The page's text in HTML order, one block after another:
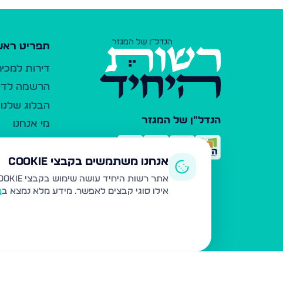
הנדל"ן של המגזר
תפריט
דירות
הרשמה
הבלוג שלנו
מי אנחנו
כלי עזר
פרסום
משרדי
אנחנו משתמשים בקבצי Cookie
אתר רשות היחיד עושה שימוש בקבצי Cookie ובטכנולוגיות דומות לצורך תפעול האתר, שיפור חוויית המשתמש, ניתוח שימוש ושיווק מותאם.
אילו סוגי קבצים לאפשר. מידע מלא נמצא ב